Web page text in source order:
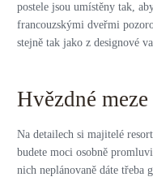
postele jsou umístěny tak,
francouzskými dveřmi
stejně tak jako z designové
Hvězdné meze
Na detailech si majitelé
budete moci osobně
nich neplánovaně dáte třeba